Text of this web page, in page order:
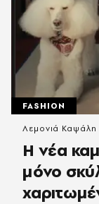
FASHION
Η νέα
μόνο
Λεμονιά Καψάλη